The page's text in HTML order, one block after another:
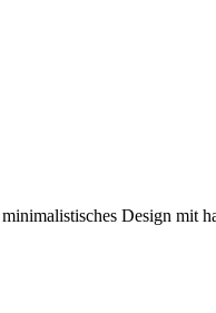
Design mit